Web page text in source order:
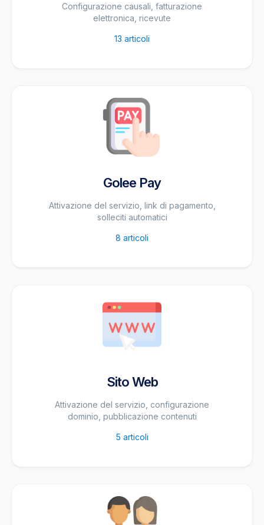
Configurazione causali, fatturazione
elettronica, ricevute
13 articoli
Golee Pay
Attivazione del servizio, link di pagamento,
solleciti automatici
8 articoli
Sito Web
Attivazione del servizio, configurazione
dominio, pubblicazione contenuti
5 articoli